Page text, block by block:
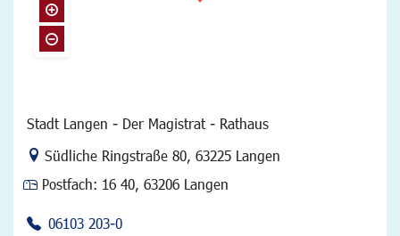
Stadt Langen - Der Magistrat - Rathaus
Link zur Google-Maps Navigation
Südliche Ringstraße 80, 63225 Langen
Postfach: 16 40, 63206 Langen
06103 203-0